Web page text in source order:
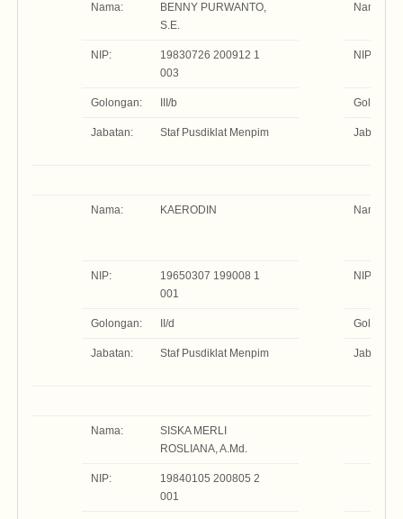
Nama:
BENNY PURWANTO,
S.E.
Nama:
NIP:
19830726 200912 1
003
NIP:
Golongan: III/b
Jabatan: Staf Pusdiklat Menpim Jabatan:
Nama: KAERODIN Nama:
NIP:
19650307 199008 1
001
NIP:
Golongan: II/d
Jabatan: Staf Pusdiklat Menpim Jabatan:
Nama:
SISKA MERLI
ROSLIANA, A.Md.
NIP:
19840105 200805 2
001